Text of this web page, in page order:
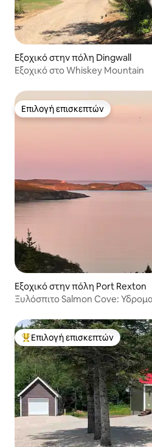
Εξοχικό στην πόλη Dingwall
Εξοχικό στο Whiskey Mountain
Επιλογή επισκεπτών
Επιλογή επισκεπτών
Εξοχικό στην πόλη Port Rexton
Ξυλόσπιτο Salmon Cove:
Κορυφαία επιλογή επισκεπτών
Επιλογή επισκεπτών